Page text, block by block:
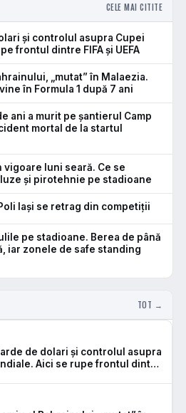
CELE MAI CITITE
și controlul asupra Cupei
frontul dintre FIFA și UEFA
„mutat” în Malaezia.
în Formula 1 după 7 ani
ani a murit pe șantierul Camp
mortal de la startul
vigoare luni seară. Ce se
și pirotehnie pe stadioane
Iași se retrag din competiții
pe stadioane. Berea de până
iar zonele de safe standing
TOT →
de dolari și controlul asupra
Aici se rupe frontul dintre